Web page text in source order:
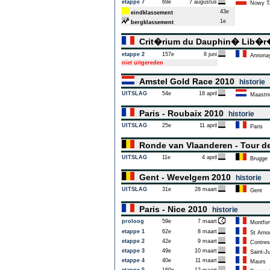
etappe 7
69e 7 augustus
Nowy
eindklassement
43e
bergklassement
1e
Crit�rium du Dauphin�
etappe 2 157e 8 juni
niet uitgereden
Amstel Gold Race 2010 historie
UITSLAG 54e 18 april
Paris - Roubaix 2010 historie
UITSLAG 25e 11 april Paris
Ronde van Vlaanderen - Tour
UITSLAG 11e 4 april Brugge
Gent - Wevelgem 2010 historie
UITSLAG 31e 28 maart Gent
Paris - Nice 2010 historie
proloog 59e 7 maart
etappe 1
62e 8 maart
St
etappe 2
42e 9 maart
Contres
etappe 3
49e 10 maart
Saint-
etappe 4
40e 11 maart
Maurs